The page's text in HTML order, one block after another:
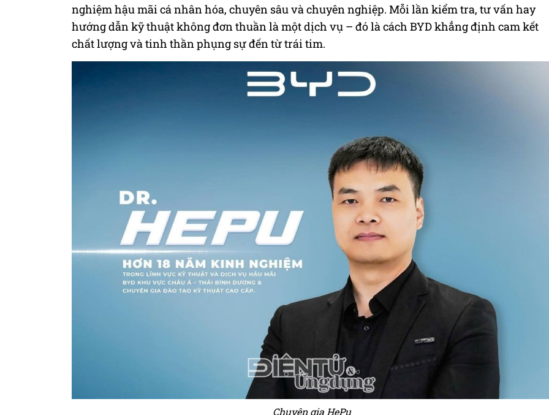
nghiệm hậu mãi cá nhân hóa, chuyên sâu và chuyên nghiệp. Mỗi lần kiểm tra, tư vấn hay
hướng dẫn kỹ thuật không đơn thuần là một dịch vụ – đó là cách BYD khẳng định cam kết
chất lượng và tinh thần phụng sự đến từ trái tim.
Chuyên gia HePu